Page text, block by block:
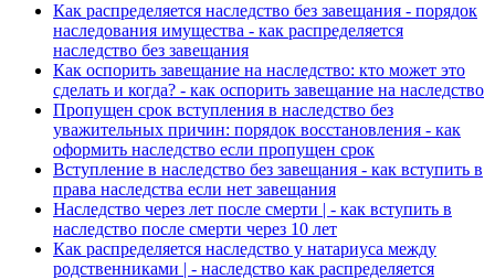
Как распределяется наследство без завещания - порядок
наследования имущества - как распределяется
наследство без завещания
Как оспорить завещание на наследство: кто может это
сделать и когда? - как оспорить завещание на наследство
Пропущен срок вступления в наследство без
уважительных причин: порядок восстановления - как
оформить наследство если пропущен срок
Вступление в наследство без завещания - как вступить в
права наследства если нет завещания
Наследство через лет после смерти | - как вступить в
наследство после смерти через 10 лет
Как распределяется наследство у натариуса между
родственниками | - наследство как распределяется